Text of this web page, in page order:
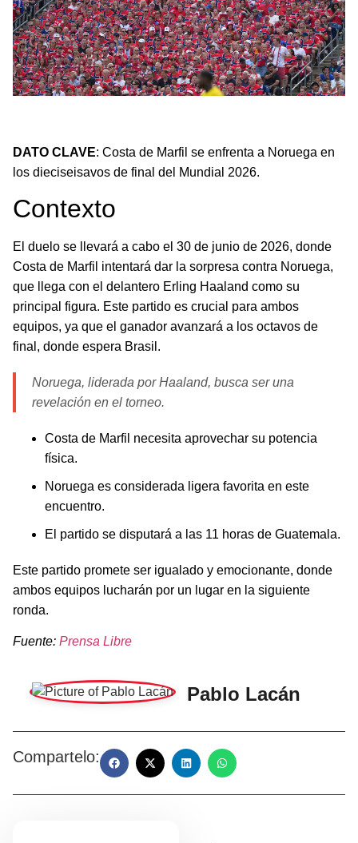
DATO CLAVE: Costa de Marfil se enfrenta a Noruega en
los dieciseisavos de final del Mundial 2026.
Contexto
El duelo se llevará a cabo el 30 de junio de 2026, donde
Costa de Marfil intentará dar la sorpresa contra Noruega,
que llega con el delantero Erling Haaland como su
principal figura. Este partido es crucial para ambos
equipos, ya que el ganador avanzará a los octavos de
final, donde espera Brasil.
Noruega, liderada por Haaland, busca ser una
revelación en el torneo.
Costa de Marfil necesita aprovechar su potencia
física.
Noruega es considerada ligera favorita en este
encuentro.
El partido se disputará a las 11 horas de Guatemala.
Este partido promete ser igualado y emocionante, donde
ambos equipos lucharán por un lugar en la siguiente
ronda.
Fuente: Prensa Libre
Pablo Lacán
Compartelo: